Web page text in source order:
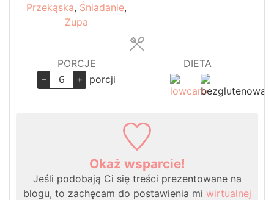
Przekąska, Śniadanie,
Zupa
PORCJE
–
+ porcji
DIETA
Okaż wsparcie!
Jeśli podobają Ci się treści prezentowane na
blogu, to zachęcam do postawienia mi wirtualnej